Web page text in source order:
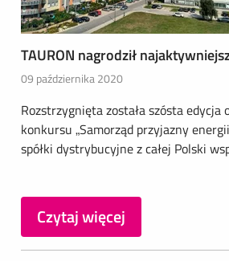
TAURON nagrodził
09 października 2020
Rozstrzygnięta została szósta edycja
konkursu „Samorząd przyjazny
spółki dystrybucyjne z całej Polski
Czytaj więcej